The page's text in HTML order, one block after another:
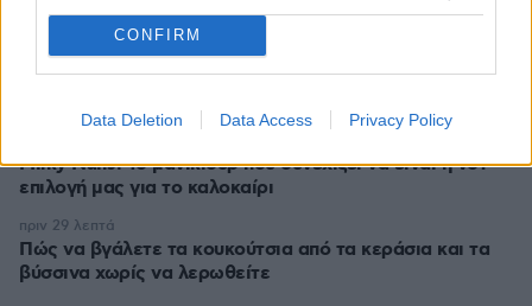
CONFIRM
Data Deletion Data Access Privacy Policy
Ο 16χρονος ναυαγοσώστης που έσωσε το μικρό αγόρι
στην Καλιφόρνια συνάντησε τους ηθοποιούς του «νέου»
πριν 26 λεπτά
Milky Nails: Το μανικιούρ που συνεχίζει να είναι η νο1
επιλογή μας για το καλοκαίρι
Πώς να βγάλετε τα κουκούτσια από τα κεράσια και τα
βύσσινα χωρίς να λερωθείτε
πριν 29 λεπτά